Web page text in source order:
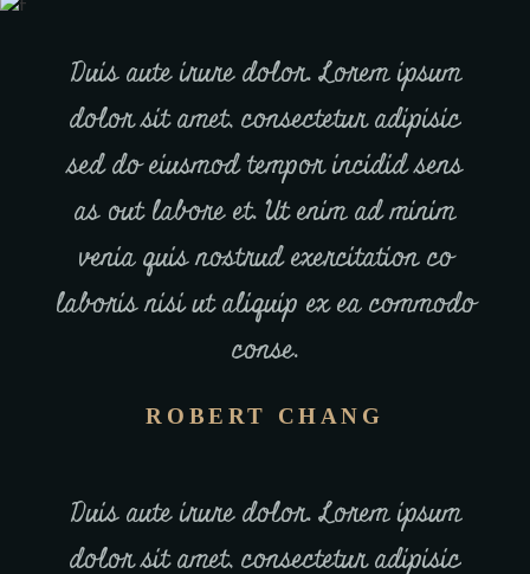
Duis aute irure dolor. Lorem ipsum
dolor sit amet, consectetur adipisic
sed do eiusmod tempor incidid sens
as out labore et. Ut enim ad minim
venia quis nostrud exercitation co
laboris nisi ut aliquip ex ea commodo
conse.
ROBERT CHANG
Duis aute irure dolor. Lorem ipsum
dolor sit amet, consectetur adipisic